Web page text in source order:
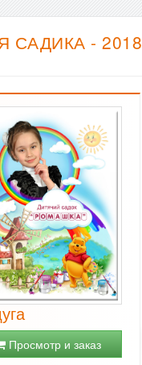
- 2018
Просмотр и заказ